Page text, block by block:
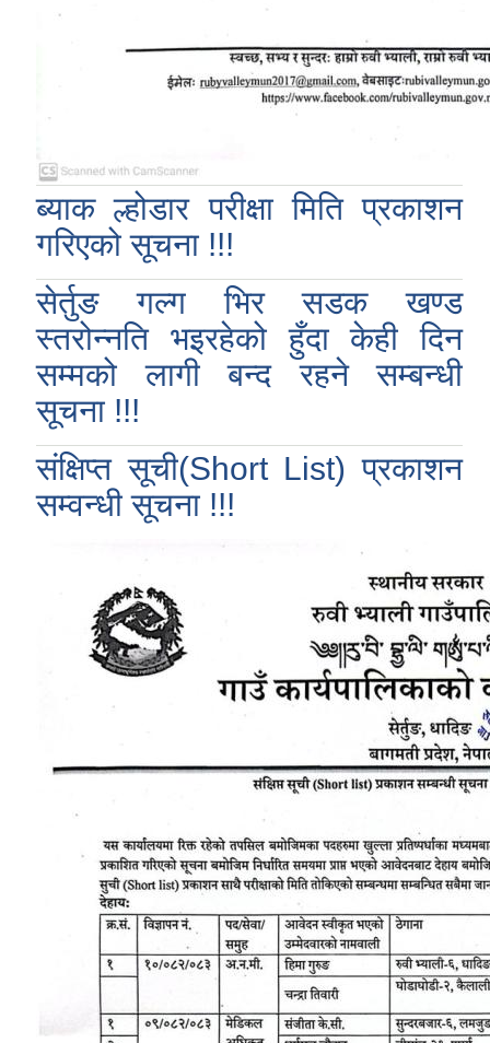
ब्याक ल्होडार परीक्षा मिति प्रकाशन
गरिएको सूचना !!!
सेर्तुङ गल्ग भिर सडक खण्ड
स्तरोन्नति भइरहेको हुँदा केही दिन
सम्मको लागी बन्द रहने सम्बन्धी
सूचना !!!
संक्षिप्त सूची(Short List) प्रकाशन
सम्वन्धी सूचना !!!